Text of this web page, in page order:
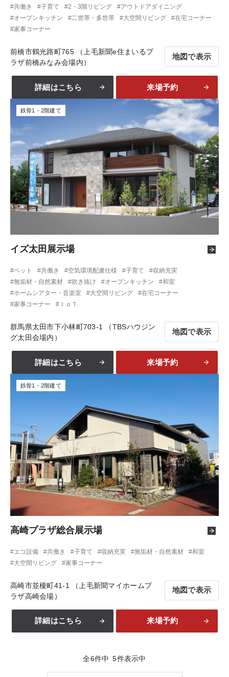
共働き 子育て 2・3階リビング
アウトドアダイニング
オープンキッチン
二世帯・多世帯 大空間リビング
在宅コーナー
家事コーナー
前橋市鶴光路町765 （上毛新聞e住まいるプ
ラザ前橋みなみ会場内）
地図で表示
詳細はこちら 来場予約
イズ太田展示場
鉄骨1・2階建て
ペット 共働き 空気環境配慮仕様 子育て
収納充実
無垢材・自然素材
吹き抜け オープンキッチン
和室
ホームシアター・音楽室
大空間リビング
在宅コーナー
家事コーナー
ＩｏＴ
群馬県太田市下小林町703-1 （TBSハウジン
グ太田会場内）
地図で表示
詳細はこちら 来場予約
高崎プラザ総合展示場
鉄骨1・2階建て
エコ設備 共働き 子育て 収納充実 無垢材・自然素材
和室
大空間リビング
家事コーナー
高崎市並榎町41-1 （上毛新聞マイホームプ
ラザ高崎会場）
地図で表示
詳細はこちら 来場予約
全6件中 5件表示中